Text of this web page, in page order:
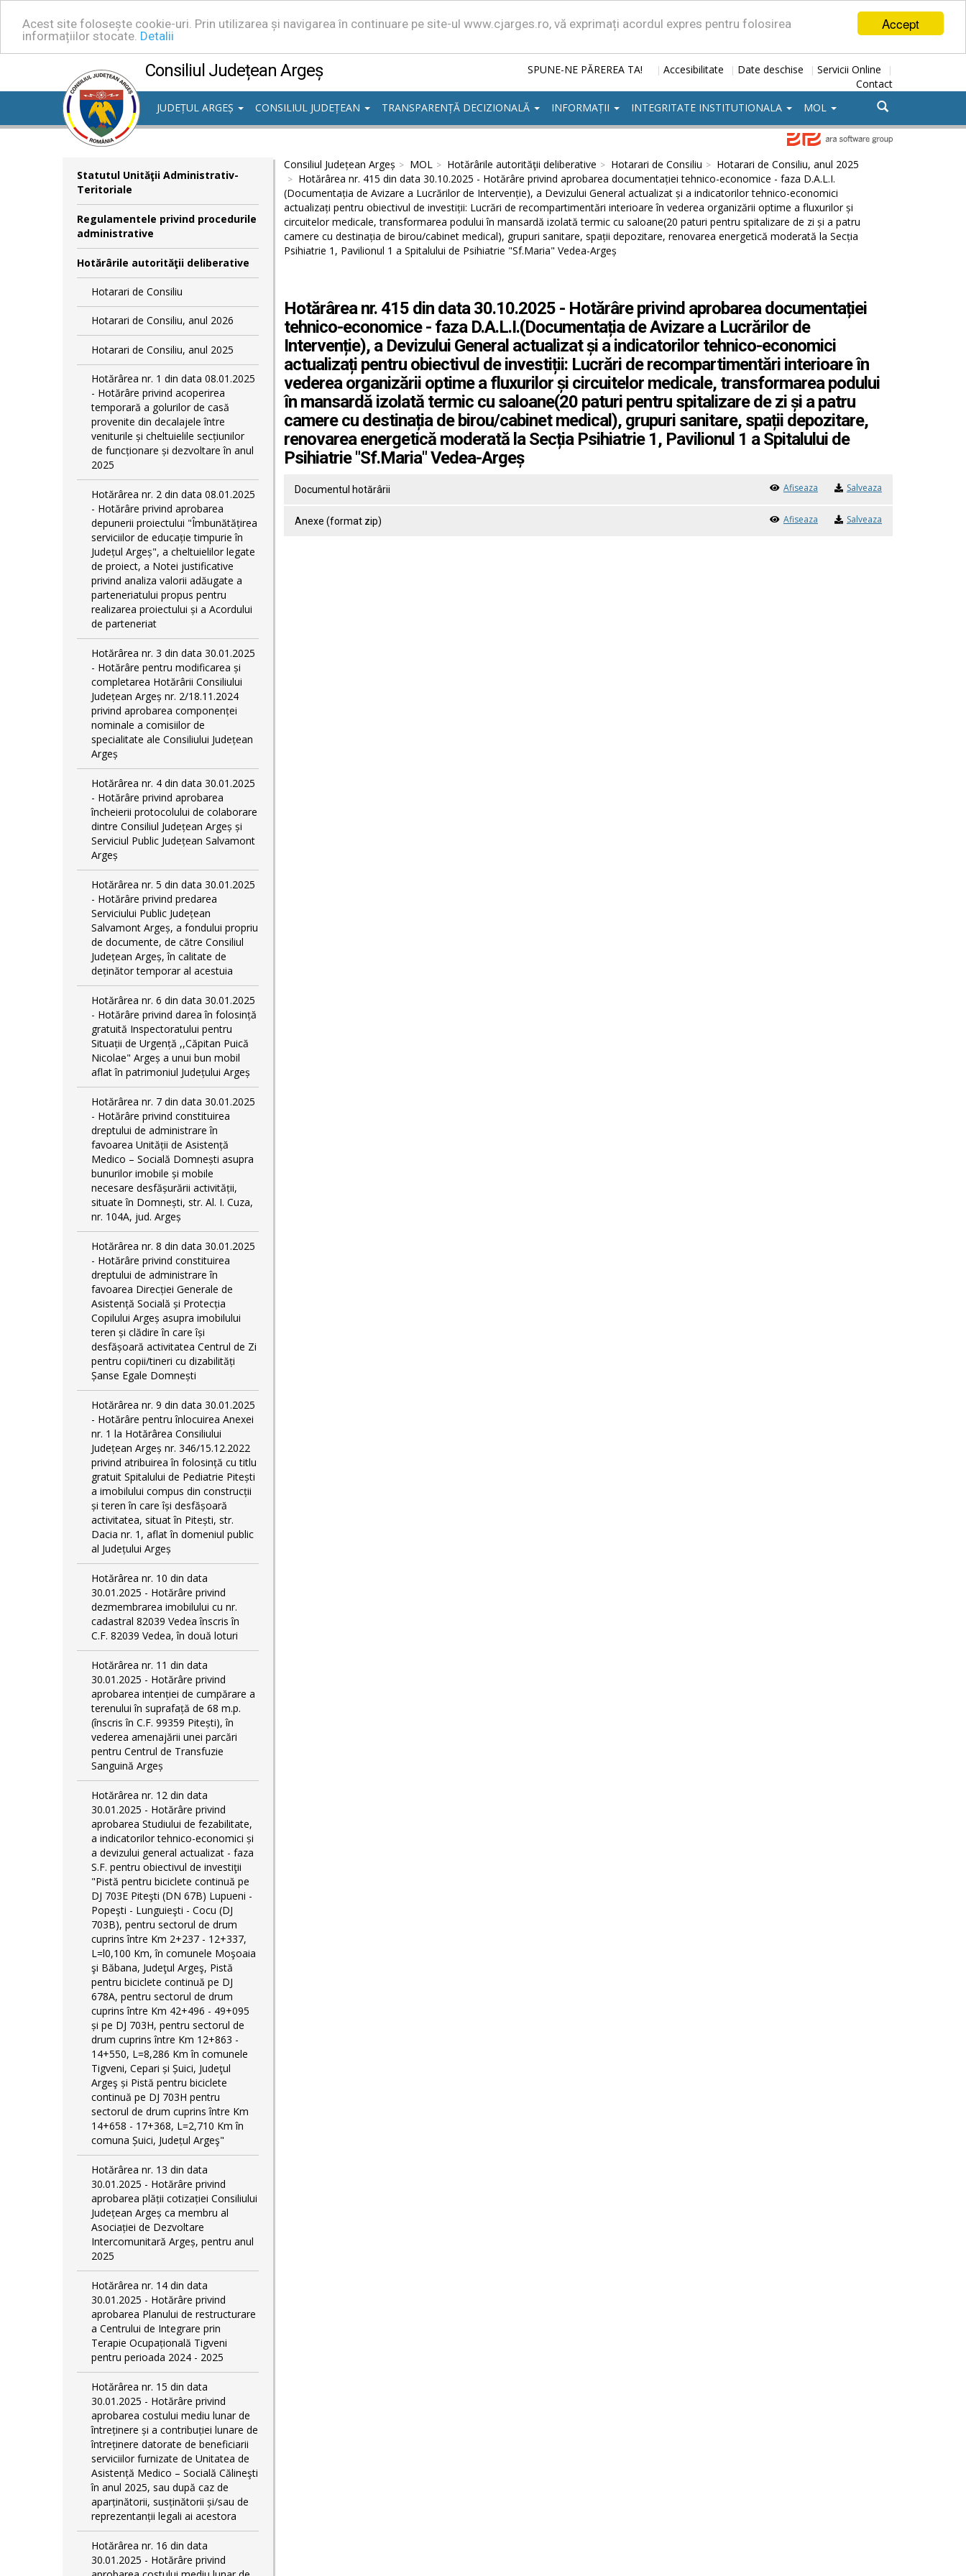
Accept
Acest site folosește cookie-uri. Prin utilizarea și navigarea în continuare pe site-ul www.cjarges.ro, vă exprimați acordul expres pentru folosirea
informațiilor stocate. Detalii
Consiliul Județean Argeș SPUNE-NE PĂREREA TA! | Accesibilitate | Date deschise | Servicii Online |
Contact
JUDEȚUL ARGEȘ
CONSILIUL JUDEȚEAN TRANSPARENȚĂ DECIZIONALĂ INFORMAȚII INTEGRITATE INSTITUTIONALA MOL
Statutul Unităţii Administrativ-
Teritoriale
Regulamentele privind procedurile
administrative
Hotărârile autorităţii deliberative
Hotarari de Consiliu
Hotarari de Consiliu, anul 2026
Hotarari de Consiliu, anul 2025
Hotărârea nr. 1 din data 08.01.2025
- Hotărâre privind acoperirea
temporară a golurilor de casă
provenite din decalajele între
veniturile și cheltuielile secțiunilor
de funcționare și dezvoltare în anul
2025
Hotărârea nr. 2 din data 08.01.2025
- Hotărâre privind aprobarea
depunerii proiectului "Îmbunătățirea
serviciilor de educație timpurie în
Județul Argeș", a cheltuielilor legate
de proiect, a Notei justificative
privind analiza valorii adăugate a
parteneriatului propus pentru
realizarea proiectului și a Acordului
de parteneriat
Hotărârea nr. 3 din data 30.01.2025
- Hotărâre pentru modificarea și
completarea Hotărârii Consiliului
Județean Argeș nr. 2/18.11.2024
privind aprobarea componenței
nominale a comisiilor de
specialitate ale Consiliului Județean
Argeș
Hotărârea nr. 4 din data 30.01.2025
- Hotărâre privind aprobarea
încheierii protocolului de colaborare
dintre Consiliul Județean Argeș și
Serviciul Public Județean Salvamont
Argeș
Hotărârea nr. 5 din data 30.01.2025
- Hotărâre privind predarea
Serviciului Public Județean
Salvamont Argeș, a fondului propriu
de documente, de către Consiliul
Județean Argeș, în calitate de
deținător temporar al acestuia
Hotărârea nr. 6 din data 30.01.2025
- Hotărâre privind darea în folosință
gratuită Inspectoratului pentru
Situații de Urgență ,,Căpitan Puică
Nicolae" Argeș a unui bun mobil
aflat în patrimoniul Județului Argeș
Hotărârea nr. 7 din data 30.01.2025
- Hotărâre privind constituirea
dreptului de administrare în
favoarea Unității de Asistență
Medico – Socială Domnești asupra
bunurilor imobile și mobile
necesare desfășurării activității,
situate în Domnești, str. Al. I. Cuza,
nr. 104A, jud. Argeș
Hotărârea nr. 8 din data 30.01.2025
- Hotărâre privind constituirea
dreptului de administrare în
favoarea Direcției Generale de
Asistență Socială și Protecția
Copilului Argeș asupra imobilului
teren și clădire în care își
desfășoară activitatea Centrul de Zi
pentru copii/tineri cu dizabilități
Șanse Egale Domnești
Hotărârea nr. 9 din data 30.01.2025
- Hotărâre pentru înlocuirea Anexei
nr. 1 la Hotărârea Consiliului
Județean Argeș nr. 346/15.12.2022
privind atribuirea în folosință cu titlu
gratuit Spitalului de Pediatrie Pitești
a imobilului compus din construcții
și teren în care își desfășoară
activitatea, situat în Pitești, str.
Dacia nr. 1, aflat în domeniul public
al Județului Argeș
Hotărârea nr. 10 din data
30.01.2025 - Hotărâre privind
dezmembrarea imobilului cu nr.
cadastral 82039 Vedea înscris în
C.F. 82039 Vedea, în două loturi
Hotărârea nr. 11 din data
30.01.2025 - Hotărâre privind
aprobarea intenției de cumpărare a
terenului în suprafață de 68 m.p.
(înscris în C.F. 99359 Pitești), în
vederea amenajării unei parcări
pentru Centrul de Transfuzie
Sanguină Argeș
Hotărârea nr. 12 din data
30.01.2025 - Hotărâre privind
aprobarea Studiului de fezabilitate,
a indicatorilor tehnico-economici și
a devizului general actualizat - faza
S.F. pentru obiectivul de investiţii
"Pistă pentru biciclete continuă pe
DJ 703E Piteşti (DN 67B) Lupueni -
Popeşti - Lunguieşti - Cocu (DJ
703B), pentru sectorul de drum
cuprins între Km 2+237 - 12+337,
L=l0,100 Km, în comunele Moşoaia
şi Băbana, Judeţul Argeş, Pistă
pentru biciclete continuă pe DJ
678A, pentru sectorul de drum
cuprins între Km 42+496 - 49+095
și pe DJ 703H, pentru sectorul de
drum cuprins între Km 12+863 -
14+550, L=8,286 Km în comunele
Tigveni, Cepari și Șuici, Judeţul
Argeş și Pistă pentru biciclete
continuă pe DJ 703H pentru
sectorul de drum cuprins între Km
14+658 - 17+368, L=2,710 Km în
comuna Șuici, Județul Argeş"
Hotărârea nr. 13 din data
30.01.2025 - Hotărâre privind
aprobarea plății cotizației Consiliului
Județean Argeș ca membru al
Asociației de Dezvoltare
Intercomunitară Argeș, pentru anul
2025
Hotărârea nr. 14 din data
30.01.2025 - Hotărâre privind
aprobarea Planului de restructurare
a Centrului de Integrare prin
Terapie Ocupațională Tigveni
pentru perioada 2024 - 2025
Hotărârea nr. 15 din data
30.01.2025 - Hotărâre privind
aprobarea costului mediu lunar de
întreținere și a contribuției lunare de
întreținere datorate de beneficiarii
serviciilor furnizate de Unitatea de
Asistență Medico – Socială Călineşti
în anul 2025, sau după caz de
aparținătorii, susținătorii și/sau de
reprezentanții legali ai acestora
Hotărârea nr. 16 din data
30.01.2025 - Hotărâre privind
Consiliul Județean Argeș MOL Hotărârile autorităţii deliberative Hotarari de Consiliu
Hotarari de Consiliu, anul 2025
Hotărârea nr. 415 din data 30.10.2025 - Hotărâre privind aprobarea documentației tehnico-economice - faza D.A.L.I.
(Documentația de Avizare a Lucrărilor de Intervenție), a Devizului General actualizat și a indicatorilor tehnico-economici
actualizați pentru obiectivul de investiții: Lucrări de recompartimentări interioare în vederea organizării optime a fluxurilor și
circuitelor medicale, transformarea podului în mansardă izolată termic cu saloane(20 paturi pentru spitalizare de zi și a patru
camere cu destinația de birou/cabinet medical), grupuri sanitare, spații depozitare, renovarea energetică moderată la Secția
Psihiatrie 1, Pavilionul 1 a Spitalului de Psihiatrie "Sf.Maria" Vedea-Argeș
Hotărârea nr. 415 din data 30.10.2025 - Hotărâre privind aprobarea documentației
tehnico-economice - faza D.A.L.I.(Documentația de Avizare a Lucrărilor de
Intervenție), a Devizului General actualizat și a indicatorilor tehnico-economici
actualizați pentru obiectivul de investiții: Lucrări de recompartimentări interioare în
vederea organizării optime a fluxurilor și circuitelor medicale, transformarea podului
în mansardă izolată termic cu saloane(20 paturi pentru spitalizare de zi și a patru
camere cu destinația de birou/cabinet medical), grupuri sanitare, spații depozitare,
renovarea energetică moderată la Secția Psihiatrie 1, Pavilionul 1 a Spitalului de
Psihiatrie "Sf.Maria" Vedea-Argeș
Documentul hotărârii Afiseaza Salveaza
Anexe (format zip) Afiseaza Salveaza